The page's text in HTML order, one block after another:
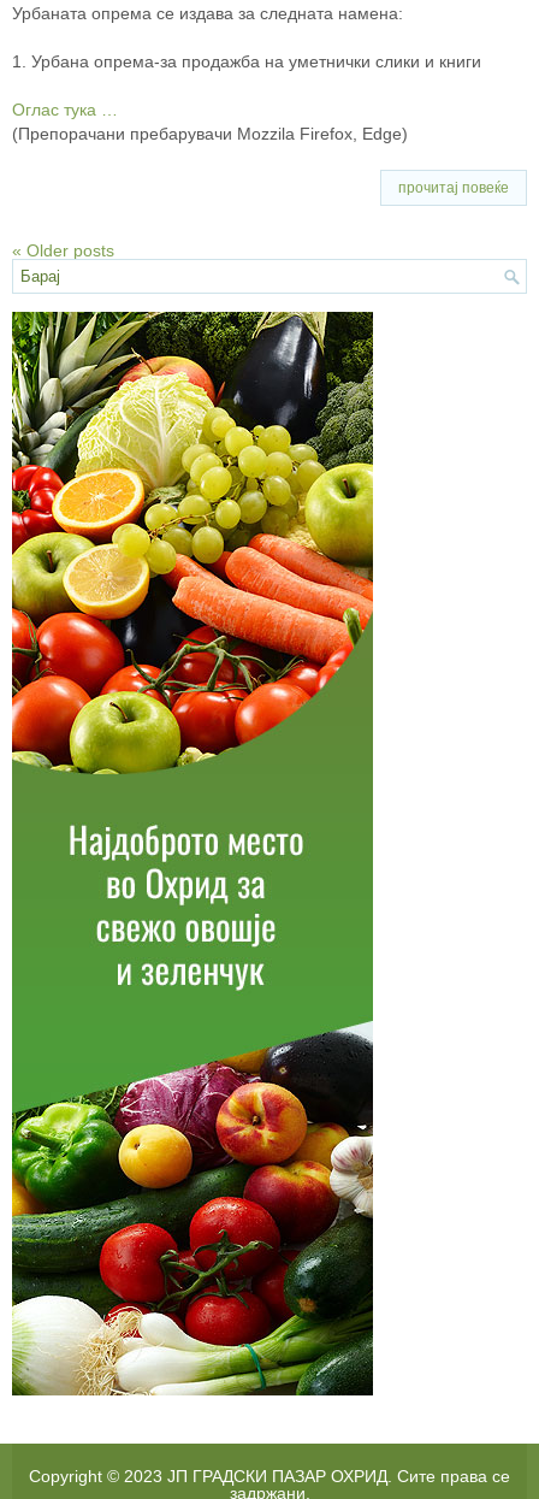
Урбаната опрема се издава за следната намена:
1. Урбана oпpeмa-за продажба на уметнички слики и книги
Оглас тука …
(Препорачани пребарувачи Mozzila Firefox, Edge)
прочитај повеќе
« Older posts
Copyright © 2023 ЈП ГРАДСКИ ПАЗАР ОХРИД. Сите права се
задржани.